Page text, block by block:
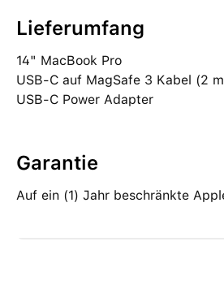
Lieferumfang
14" MacBook Pro
USB‑C auf MagSafe 3 Kabel (2
USB‑C Power Adapter
Garantie
Auf ein (1) Jahr beschränkte